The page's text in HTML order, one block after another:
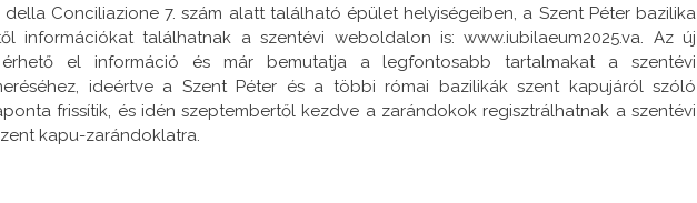
della Conciliazione 7. szám alatt található épület helyiségeiben, a Szent Péter bazilika
információkat találhatnak a szentévi weboldalon is: www.iubilaeum2025.va. Az új
el információ és már bemutatja a legfontosabb tartalmakat a szentévi
ideértve a Szent Péter és a többi római bazilikák szent kapujáról szóló
frissítik, és idén szeptembertől kezdve a zarándokok regisztrálhatnak a szentévi
kapu-zarándoklatra.